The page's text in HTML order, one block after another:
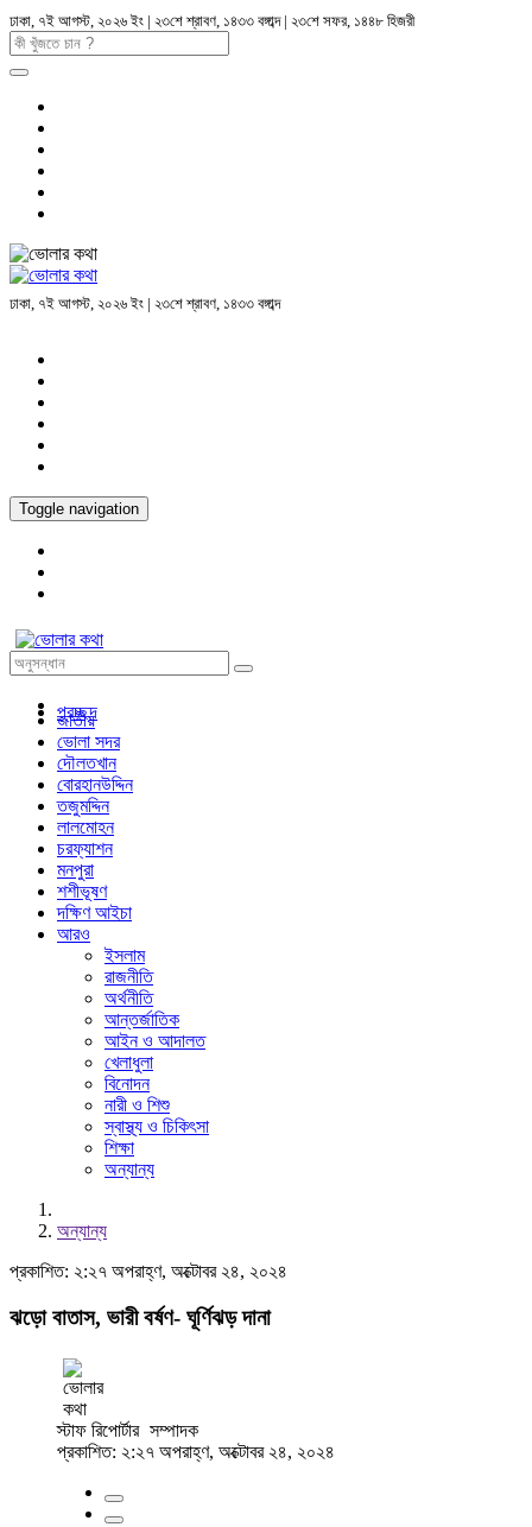
ঢাকা, ৭ই আগস্ট, ২০২৬ ইং | ২৩শে শ্রাবণ, ১৪৩৩ বঙ্গাব্দ | ২৩শে সফর, ১৪৪৮ হিজরী
ঢাকা, ৭ই আগস্ট, ২০২৬ ইং | ২৩শে শ্রাবণ, ১৪৩৩ বঙ্গাব্দ
Toggle navigation
প্রচ্ছদ
জাতীয়
ভোলা সদর
দৌলতখান
বোরহানউদ্দিন
তজুমদ্দিন
লালমোহন
চরফ্যাশন
মনপুরা
শশীভূষণ
দক্ষিণ আইচা
আরও
ইসলাম
রাজনীতি
অর্থনীতি
আন্তর্জাতিক
আইন ও আদালত
খেলাধুলা
বিনোদন
নারী ও শিশু
স্বাস্থ্য ও চিকিৎসা
শিক্ষা
অন্যান্য
অন্যান্য
প্রকাশিত: ২:২৭ অপরাহ্ণ, অক্টোবর ২৪, ২০২৪
ঝড়ো বাতাস, ভারী বর্ষণ- ঘূর্ণিঝড় দানা
স্টাফ রিপোর্টার সম্পাদক
প্রকাশিত: ২:২৭ অপরাহ্ণ, অক্টোবর ২৪, ২০২৪